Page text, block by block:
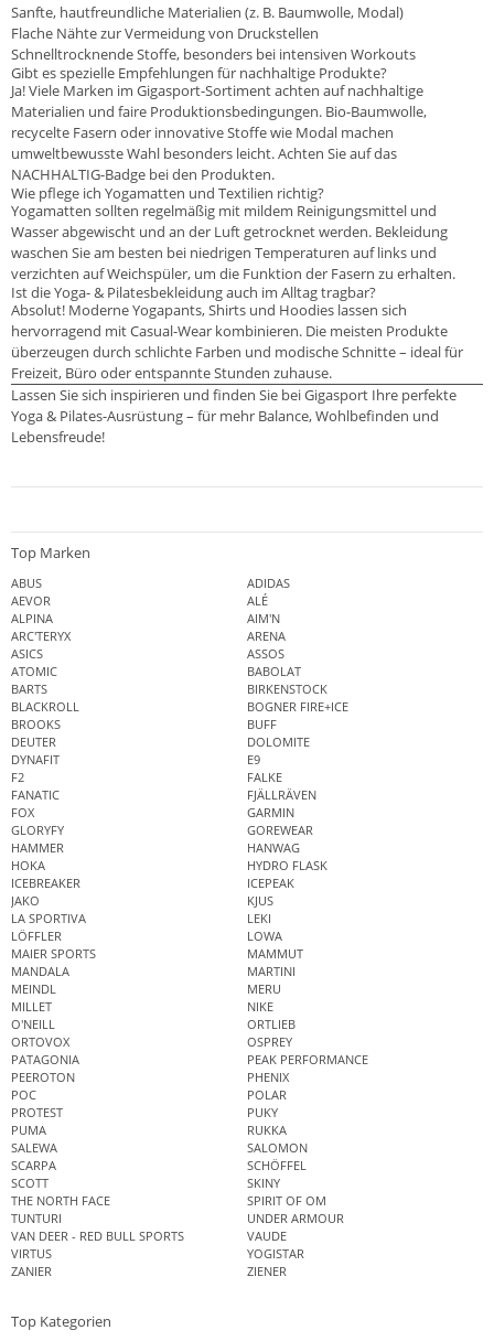
Sanfte, hautfreundliche Materialien (z. B. Baumwolle, Modal)
Flache Nähte zur Vermeidung von Druckstellen
Schnelltrocknende Stoffe, besonders bei intensiven Workouts
Gibt es spezielle Empfehlungen für nachhaltige Produkte?
Ja! Viele Marken im Gigasport-Sortiment achten auf nachhaltige
Materialien und faire Produktionsbedingungen. Bio-Baumwolle,
recycelte Fasern oder innovative Stoffe wie Modal machen
umweltbewusste Wahl besonders leicht. Achten Sie auf das
NACHHALTIG-Badge bei den Produkten.
Wie pflege ich Yogamatten und Textilien richtig?
Yogamatten sollten regelmäßig mit mildem Reinigungsmittel und
Wasser abgewischt und an der Luft getrocknet werden. Bekleidung
waschen Sie am besten bei niedrigen Temperaturen auf links und
verzichten auf Weichspüler, um die Funktion der Fasern zu erhalten.
Ist die Yoga- & Pilatesbekleidung auch im Alltag tragbar?
Absolut! Moderne Yogapants, Shirts und Hoodies lassen sich
hervorragend mit Casual-Wear kombinieren. Die meisten Produkte
überzeugen durch schlichte Farben und modische Schnitte – ideal für
Freizeit, Büro oder entspannte Stunden zuhause.
Lassen Sie sich inspirieren und finden Sie bei Gigasport Ihre perfekte
Yoga & Pilates-Ausrüstung – für mehr Balance, Wohlbefinden und
Lebensfreude!
Top Marken
ABUS
ADIDAS
AEVOR
ALÉ
ALPINA
AIM'N
ARC'TERYX
ARENA
ASICS
ASSOS
ATOMIC
BABOLAT
BARTS
BIRKENSTOCK
BLACKROLL
BOGNER FIRE+ICE
BROOKS
BUFF
DEUTER
DOLOMITE
DYNAFIT
E9
F2
FALKE
FANATIC
FJÄLLRÄVEN
FOX
GARMIN
GLORYFY
GOREWEAR
HAMMER
HANWAG
HOKA
HYDRO FLASK
ICEBREAKER
ICEPEAK
JAKO
KJUS
LA SPORTIVA
LEKI
LÖFFLER
LOWA
MAIER SPORTS
MAMMUT
MANDALA
MARTINI
MEINDL
MERU
MILLET
NIKE
O'NEILL
ORTLIEB
ORTOVOX
OSPREY
PATAGONIA
PEAK PERFORMANCE
PEEROTON
PHENIX
POC
POLAR
PROTEST
PUKY
PUMA
RUKKA
SALEWA
SALOMON
SCARPA
SCHÖFFEL
SCOTT
SKINY
THE NORTH FACE
SPIRIT OF OM
TUNTURI
UNDER ARMOUR
VAN DEER - RED BULL SPORTS
VAUDE
VIRTUS
YOGISTAR
ZANIER
ZIENER
Top Kategorien